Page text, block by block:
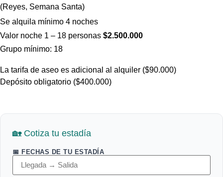
(Reyes, Semana Santa)
Se alquila mínimo 4 noches
Valor noche 1 – 18 personas $2.500.000
Grupo mínimo: 18
La tarifa de aseo es adicional al alquiler ($90.000)
Depósito obligatorio ($400.000)
🏡 Cotiza tu estadía
📅 FECHAS DE TU ESTADÍA